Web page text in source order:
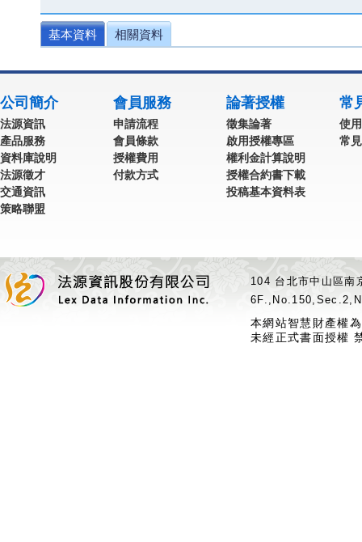
基本資料 相關資料
公司簡介
法源資訊
產品服務
資料庫說明
法源徵才
交通資訊
策略聯盟
會員服務
申請流程
會員條款
授權費用
付款方式
論著授權
徵集論著
啟用授權專區
權利金計算說明
授權合約書下載
投稿基本資料表
常
使
常
104 台北市中山區
本網站智慧財產權
未經正式書面授權